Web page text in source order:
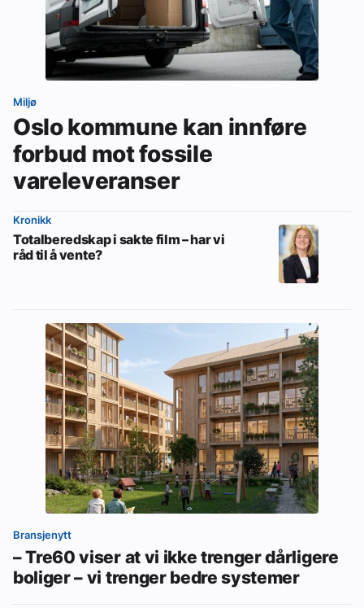
Miljø
Oslo kommune kan innføre
forbud mot fossile
vareleveranser
Kronikk
Totalberedskap i sakte film – har vi
råd til å vente?
Bransjenytt
– Tre60 viser at vi ikke trenger dårligere
boliger – vi trenger bedre systemer